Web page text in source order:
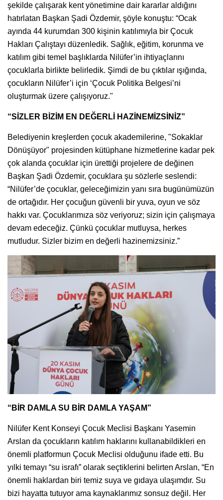
şekilde çalışarak kent yönetimine dair kararlar aldığını
hatırlatan Başkan Şadi Özdemir, şöyle konuştu: “Ocak
ayında 44 kurumdan 300 kişinin katılımıyla bir Çocuk
Hakları Çalıştayı düzenledik. Sağlık, eğitim, korunma ve
katılım gibi temel başlıklarda Nilüfer’in ihtiyaçlarını
çocuklarla birlikte belirledik. Şimdi de bu çıktılar ışığında,
çocukların Nilüfer’i için ‘Çocuk Politika Belgesi’ni
oluşturmak üzere çalışıyoruz."
“SİZLER BİZİM EN DEĞERLİ HAZİNEMİZSİNİZ”
Belediyenin kreşlerden çocuk akademilerine, "Sokaklar
Dönüşüyor" projesinden kütüphane hizmetlerine kadar pek
çok alanda çocuklar için ürettiği projelere de değinen
Başkan Şadi Özdemir, çocuklara şu sözlerle seslendi:
“Nilüfer’de çocuklar, geleceğimizin yanı sıra bugünümüzün
de ortağıdır. Her çocuğun güvenli bir yuva, oyun ve söz
hakkı var. Çocuklarımıza söz veriyoruz; sizin için çalışmaya
devam edeceğiz. Çünkü çocuklar mutluysa, herkes
mutludur. Sizler bizim en değerli hazinemizsiniz.”
“BİR DAMLA SU BİR DAMLA YAŞAM”
Nilüfer Kent Konseyi Çocuk Meclisi Başkanı Yasemin
Arslan da çocukların katılım haklarını kullanabildikleri en
önemli platformun Çocuk Meclisi olduğunu ifade etti. Bu
yılki temayı “su israfı” olarak seçtiklerini belirten Arslan, “En
önemli haklardan biri temiz suya ve gıdaya ulaşımdır. Su
bizi hayatta tutuyor ama kaynaklarımız sonsuz değil. Her